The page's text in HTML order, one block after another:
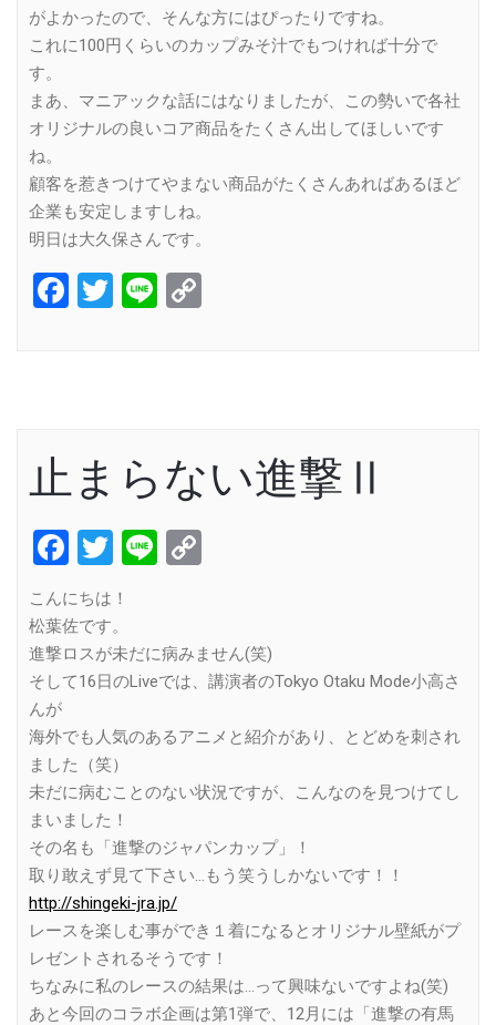
がよかったので、そんな方にはぴったりですね。
これに100円くらいのカップみそ汁でもつければ十分で
す。
まあ、マニアックな話にはなりましたが、この勢いで各社
オリジナルの良いコア商品をたくさん出してほしいです
ね。
顧客を惹きつけてやまない商品がたくさんあればあるほど
企業も安定しますしね。
明日は大久保さんです。
Facebook
Twitter
Line
止まらない進撃Ⅱ
Facebook
Twitter
Line
こんにちは！
松葉佐です。
進撃ロスが未だに病みません(笑)
そして16日のLiveでは、講演者のTokyo Otaku Mode小高さ
んが
海外でも人気のあるアニメと紹介があり、とどめを刺され
ました（笑）
未だに病むことのない状況ですが、こんなのを見つけてし
まいました！
その名も「進撃のジャパンカップ」！
取り敢えず見て下さい…もう笑うしかないです！！
http://shingeki-jra.jp/
レースを楽しむ事ができ１着になるとオリジナル壁紙がプ
レゼントされるそうです！
ちなみに私のレースの結果は…って興味ないですよね(笑)
あと今回のコラボ企画は第1弾で、12月には「進撃の有馬